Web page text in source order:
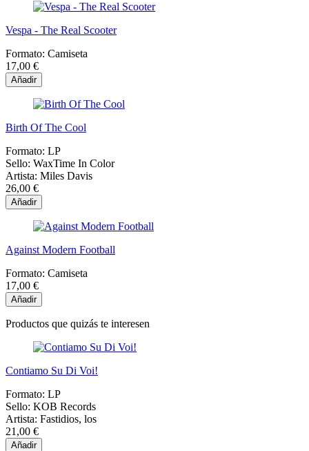
Vespa - The Real Scooter
Formato: Camiseta
17,00 €
Añadir
Birth Of The Cool
Formato: LP
Sello: WaxTime In Color
Artista: Miles Davis
26,00 €
Añadir
Against Modern Football
Formato: Camiseta
17,00 €
Añadir
Productos que quizás te interesen
Contiamo Su Di Voi!
Formato: LP
Sello: KOB Records
Artista: Fastidios, los
21,00 €
Añadir